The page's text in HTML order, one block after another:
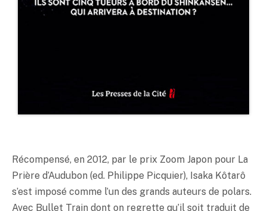
Récompensé, en 2012, par le prix Zoom Japon pour La
Prière d’Audubon (ed. Philippe Picquier), Isaka Kôtarô
s’est imposé comme l’un des grands auteurs de polars.
Avec Bullet Train dont on regrette qu’il soit traduit de